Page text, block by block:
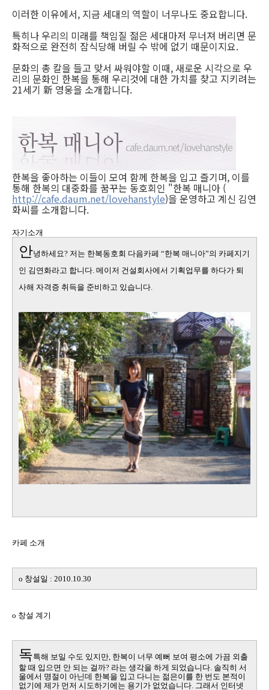
이러한 이유에서, 지금 세대의 역할이 너무나도 중요합니다.
특히나 우리의 미래를 책임질 젊은 세대마저 무너져 버리면 문
화적으로 완전히 잠식당해 버릴 수 밖에 없기 때문이지요.
문화의 총 칼을 들고 맞서 싸워야할 이때, 새로운 시각으로 우
리의 문화인 한복을 통해 우리것에 대한 가치를 찾고 지키려는
21세기 新 영웅을 소개합니다.
한복을 좋아하는 이들이 모여 함께 한복을 입고 즐기며, 이를
통해 한복의 대중화를 꿈꾸는 동호회인 "한복 매니아 (
http://cafe.daum.net/lovehanstyle)을 운영하고 계신 김연
화씨를 소개합니다.
자기소개
안녕하세요? 저는 한복동호회 다음카페 “한복 매니아”의 카페지기
인 김연화라고 합니다. 메이저 건설회사에서 기획업무를 하다가 퇴
사해 자격증 취득을 준비하고 있습니다.
카페 소개
o 창설일 : 2010.10.30
o 창설 계기
독특해 보일 수도 있지만 한복이 너무 예뻐 보여 평소에 가끔 외출
할 때 입으면 안 되는 걸까? 라는 생각을 하게 되었습니다 솔직히 서
울에서 명절이 아닌데 한복을 입고 다니는 젊은이를 한 번도 본적이
없기에 제가 먼저 시도하기에는 용기가 없었습니다 그래서 인터넷